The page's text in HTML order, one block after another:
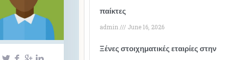
παίκτες
admin June 16, 2026
Ξένες στοιχηματικές εταιρίες στην